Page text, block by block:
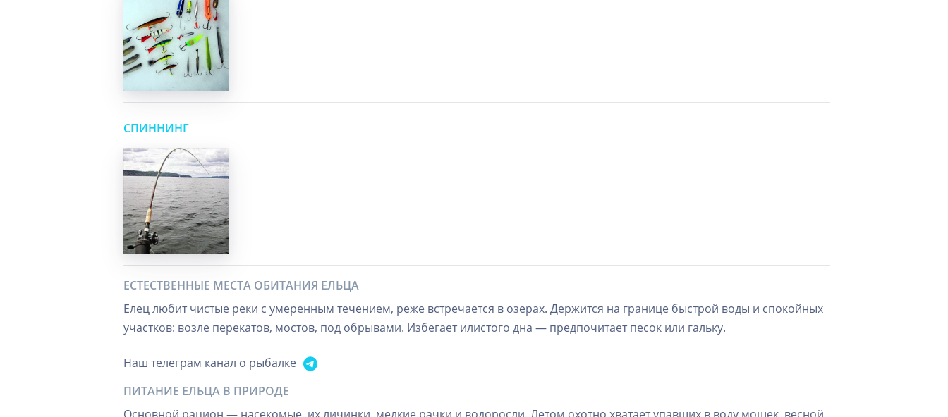
СПИННИНГ
ЕСТЕСТВЕННЫЕ МЕСТА ОБИТАНИЯ ЕЛЬЦА
Елец любит чистые реки с умеренным течением, реже встречается в озерах. Держится на границе быстрой воды и спокойных
участков: возле перекатов, мостов, под обрывами. Избегает илистого дна — предпочитает песок или гальку.
Наш телеграм канал о рыбалке
ПИТАНИЕ ЕЛЬЦА В ПРИРОДЕ